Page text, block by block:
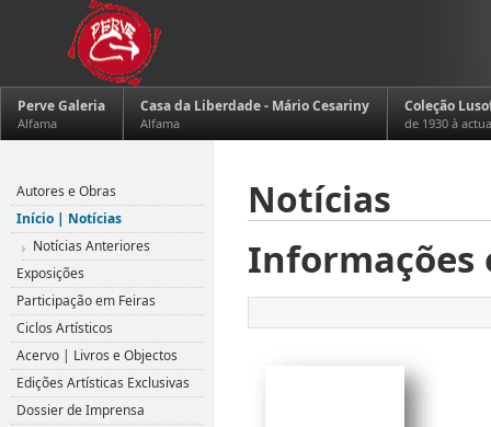
Perve Galeria
Alfama
Casa da Liberdade - Mário Cesariny
Alfama
Coleção
de 1930 à
Notícias
Informações
Autores e Obras
Início | Notícias
Notícias Anteriores
Exposições
Participação em Feiras
Ciclos Artísticos
Acervo | Livros e Objectos
Edições Artísticas Exclusivas
Dossier de Imprensa